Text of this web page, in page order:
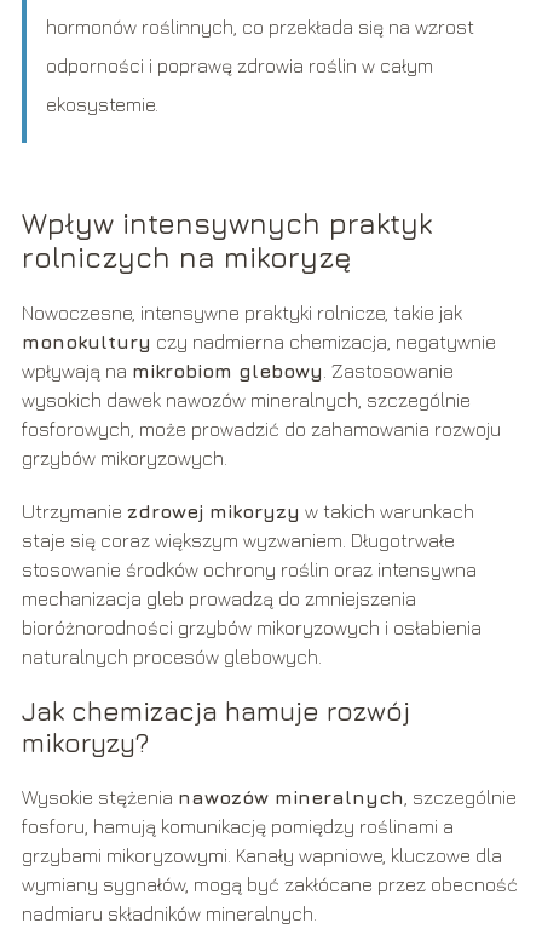
hormonów roślinnych, co przekłada się na wzrost
odporności i poprawę zdrowia roślin w całym
ekosystemie.
Wpływ intensywnych praktyk
rolniczych na mikoryzę
Nowoczesne, intensywne praktyki rolnicze, takie jak
monokultury czy nadmierna chemizacja, negatywnie
wpływają na mikrobiom glebowy . Zastosowanie
wysokich dawek nawozów mineralnych, szczególnie
fosforowych, może prowadzić do zahamowania rozwoju
grzybów mikoryzowych.
Utrzymanie zdrowej mikoryzy w takich warunkach
staje się coraz większym wyzwaniem. Długotrwałe
stosowanie środków ochrony roślin oraz intensywna
mechanizacja gleb prowadzą do zmniejszenia
bioróżnorodności grzybów mikoryzowych i osłabienia
naturalnych procesów glebowych.
Jak chemizacja hamuje rozwój
mikoryzy?
Wysokie stężenia nawozów mineralnych , szczególnie
fosforu, hamują komunikację pomiędzy roślinami a
grzybami mikoryzowymi. Kanały wapniowe, kluczowe dla
wymiany sygnałów, mogą być zakłócane przez obecność
nadmiaru składników mineralnych.